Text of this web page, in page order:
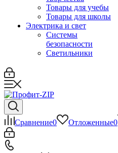
Товары для учебы
Товары для школы
Электрика и свет
Системы
безопасности
Светильники
Сравнение0 Отложенные0